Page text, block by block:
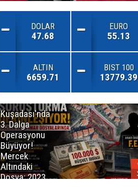
DOLAR
47.68
EURO
55.13
ALTIN
6659.71
BIST 100
13779.39
Kuşadası'nda
3. Dalga
Operasyonu
Büyüyor!
Mercek
Altındaki
Dosya: 2023